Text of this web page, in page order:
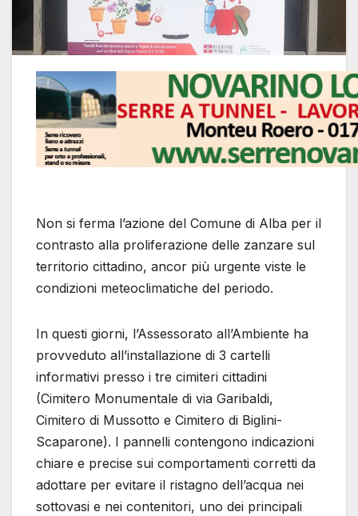
Non si ferma l’azione del Comune di Alba per il
contrasto alla proliferazione delle zanzare sul
territorio cittadino, ancor più urgente viste le
condizioni meteoclimatiche del periodo.
In questi giorni, l’Assessorato all’Ambiente ha
provveduto all’installazione di 3 cartelli
informativi presso i tre cimiteri cittadini
(Cimitero Monumentale di via Garibaldi,
Cimitero di Mussotto e Cimitero di Biglini-
Scaparone). I pannelli contengono indicazioni
chiare e precise sui comportamenti corretti da
adottare per evitare il ristagno dell’acqua nei
sottovasi e nei contenitori, uno dei principali